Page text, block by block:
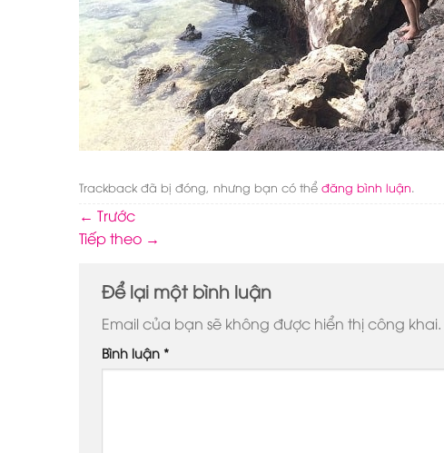
Trackback đã bị đóng, nhưng bạn có thể đăng bình luận.
← Trước
Tiếp theo →
Để lại một bình luận
Email của bạn sẽ không được hiển thị công khai.
Bình luận *